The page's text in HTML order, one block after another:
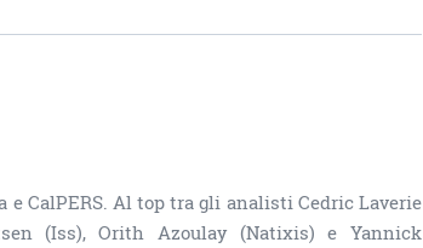
CalPERS. Al top tra gli analisti Cedric Laverie
(Iss), Orith Azoulay (Natixis) e Yannick